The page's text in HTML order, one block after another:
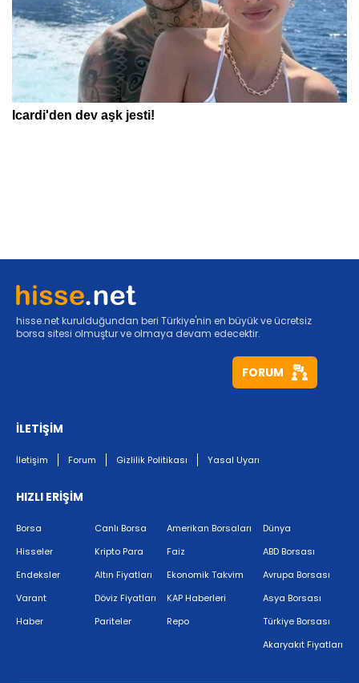
hisse.net kurulduğundan beri Türkiye'nin en büyük ve ücretsiz
borsa sitesi olmuştur ve olmaya devam edecektir.
FORUM
İLETİŞİM
İletişim Forum Gizlilik Politikası Yasal Uyarı
HIZLI ERİŞİM
Borsa
Hisseler
Endeksler
Varant
Haber
Canlı Borsa
Kripto Para
Altın Fiyatları
Döviz Fiyatları
Pariteler
Amerikan Borsaları
Faiz
Ekonomik Takvim
KAP Haberleri
Repo
Dünya
ABD Borsası
Avrupa Borsası
Asya Borsası
Türkiye Borsası
Akaryakıt Fiyatları